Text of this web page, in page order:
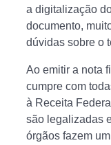
a digitalização
documento,
dúvidas sobre o
Ao emitir a nota
cumpre com
à Receita
são legalizadas
órgãos fazem